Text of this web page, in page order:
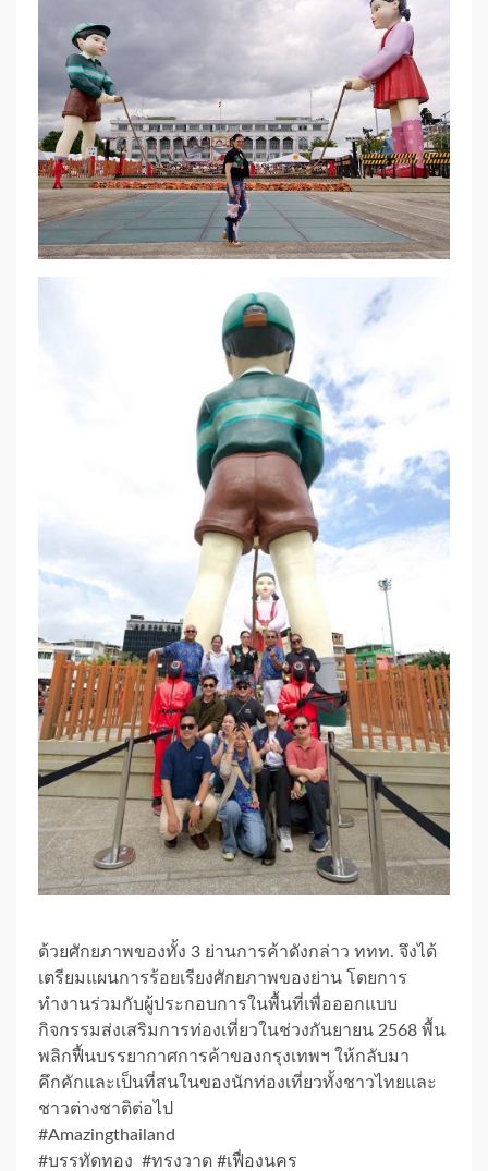
ด้วยศักยภาพของทั้ง 3 ย่านการค้าดังกล่าว ททท. จึงได้
เตรียมแผนการร้อยเรียงศักยภาพของย่าน โดยการ
ทำงานร่วมกับผู้ประกอบการในพื้นที่เพื่อออกแบบ
กิจกรรมส่งเสริมการท่องเที่ยวในช่วงกันยายน 2568 พื้น
พลิกฟื้นบรรยากาศการค้าของกรุงเทพฯ ให้กลับมา
คึกคักและเป็นที่สนในของนักท่องเที่ยวทั้งชาวไทยและ
ชาวต่างชาติต่อไป
#Amazingthailand
#บรรทัดทอง #ทรงวาด #เฟื่องนคร